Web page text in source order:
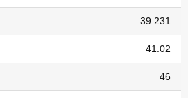
39.231
41.02
46